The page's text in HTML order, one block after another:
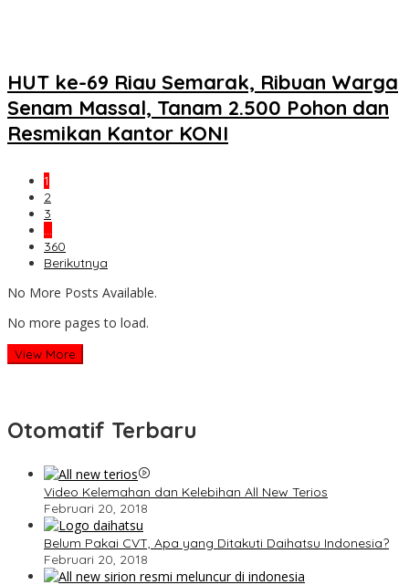
HUT ke-69 Riau Semarak, Ribuan Warga
Senam Massal, Tanam 2.500 Pohon dan
Resmikan Kantor KONI
1
2
3
…
360
Berikutnya
No More Posts Available.
No more pages to load.
View More
Otomatif Terbaru
Video Kelemahan dan Kelebihan All New Terios
Februari 20, 2018
Belum Pakai CVT, Apa yang Ditakuti Daihatsu Indonesia?
Februari 20, 2018